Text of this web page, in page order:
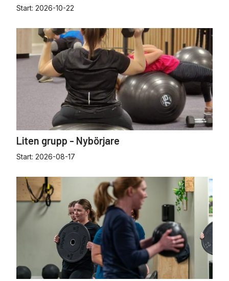
Start: 2026-10-22
Liten grupp - Nybörjare
Start: 2026-08-17